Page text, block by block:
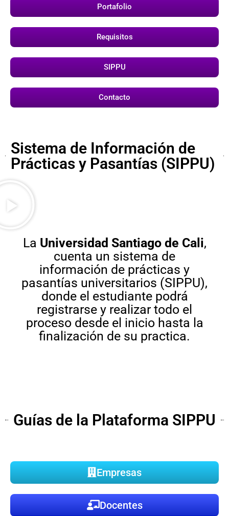
Portafolio
Requisitos
SIPPU
Contacto
Sistema de Información de
Prácticas y Pasantías (SIPPU)
La Universidad Santiago de Cali,
cuenta un sistema de
información de prácticas y
pasantías universitarios (SIPPU),
donde el estudiante podrá
registrarse y realizar todo el
proceso desde el inicio hasta la
finalización de su practica.
Guías de la Plataforma SIPPU
Empresas
Docentes